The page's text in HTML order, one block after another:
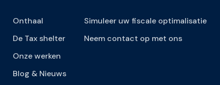
Onthaal
De Tax shelter
Onze werken
Blog & Nieuws
Simuleer uw fiscale optimalisatie
Neem contact op met ons